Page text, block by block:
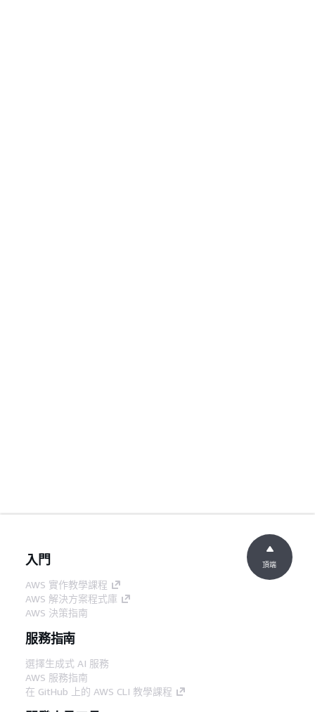
入門
AWS 實作教學課程
AWS 解決方案程式庫
AWS 決策指南
服務指南
選擇生成式 AI 服務
AWS 服務指南
在 GitHub 上的 AWS CLI 教學課程
頂端